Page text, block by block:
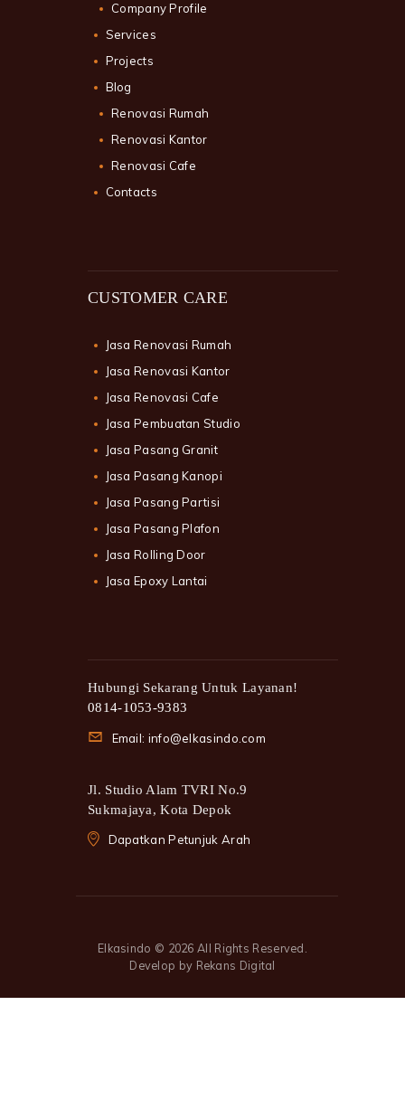
Company Profile
Services
Projects
Blog
Renovasi Rumah
Renovasi Kantor
Renovasi Cafe
Contacts
CUSTOMER CARE
Jasa Renovasi Rumah
Jasa Renovasi Kantor
Jasa Renovasi Cafe
Jasa Pembuatan Studio
Jasa Pasang Granit
Jasa Pasang Kanopi
Jasa Pasang Partisi
Jasa Pasang Plafon
Jasa Rolling Door
Jasa Epoxy Lantai
Hubungi Sekarang Untuk Layanan!
0814-1053-9383
Email: info@elkasindo.com
Jl. Studio Alam TVRI No.9
Sukmajaya, Kota Depok
Dapatkan Petunjuk Arah
Elkasindo © 2026 All Rights Reserved.
Develop by Rekans Digital